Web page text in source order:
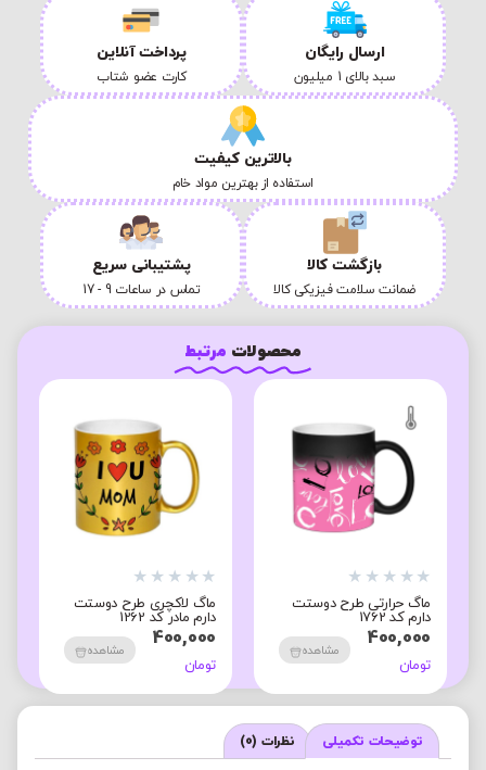
ارسال رایگان
سبد بالای 1 میلیون
پرداخت آنلاین
کارت عضو شتاب
بالاترین کیفیت
استفاده از بهترین مواد خام
بازگشت کالا
ضمانت سلامت فیزیکی کالا
پشتیبانی سریع
تماس در ساعات 9 - 17
محصولات مرتبط
★
★
★
★
★
ماگ حرارتی طرح دوستت
دارم کد 1762
400,000
تومان
مشاهده
★
★
★
★
★
ماگ لاکچری طرح دوستت
دارم مادر کد 1262
400,000
تومان
مشاهده
توضیحات تکمیلی نظرات (0)